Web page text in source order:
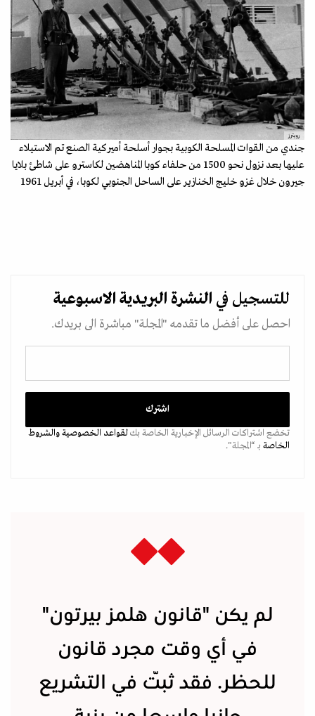
رويترز
جندي من القوات المسلحة الكوبية بجوار أسلحة أميركية الصنع تم الاستيلاء
عليها بعد نزول نحو 1500 من حلفاء كوبا المناهضين لكاسترو على شاطئ بلايا
جيرون خلال غزو خليج الخنازير على الساحل الجنوبي لكوبا، في أبريل 1961
للتسجيل في النشرة البريدية الاسبوعية
احصل على أفضل ما تقدمه "المجلة" مباشرة الى بريدك.
تخضع اشتراكات الرسائل الإخبارية الخاصة بكلقواعد الخصوصيةوالشروط
الخاصة بـ “المجلة".
لم يكن "قانون هلمز بيرتون"
في أي وقت مجرد قانون
للحظر. فقد ثبّت في التشريع